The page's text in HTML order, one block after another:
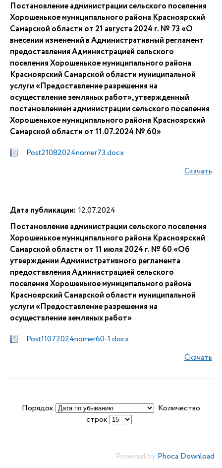
Постановление администрации сельского поселения
Хорошенькое муниципального района Красноярский
Самарской области от 21 августа 2024 г. № 73 «О
внесении изменений в Административный регламент
предоставления Администрацией сельского
поселения Хорошенькое муниципального района
Красноярский Самарской области муниципальной
услуги «Предоставление разрешения на
осуществление земляных работ», утвержденный
постановлением администрации сельского поселения
Хорошенькое муниципального района Красноярский
Самарской области от 11.07.2024 № 60»
Post21082024nomer73.docx
Скачать
Дата публикации: 12.07.2024
Постановление администрации сельского поселения
Хорошенькое муниципального района Красноярский
Самарской области от 11 июля 2024 г. № 60 «Об
утверждении Административного регламента
предоставления Администрацией сельского
поселения Хорошенькое муниципального района
Красноярский Самарской области муниципальной
услуги «Предоставление разрешения на
осуществление земляных работ»
Post11072024nomer60-1.docx
Скачать
Порядок
Количество
строк
Powered by Phoca Download